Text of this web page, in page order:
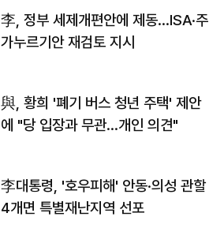
李, 정부 세제개편안에 제동…ISA·주
가누르기안 재검토 지시
與, 황희 '폐기 버스 청년 주택' 제안
에 "당 입장과 무관…개인 의견"
李대통령, '호우피해' 안동·의성 관할
4개면 특별재난지역 선포